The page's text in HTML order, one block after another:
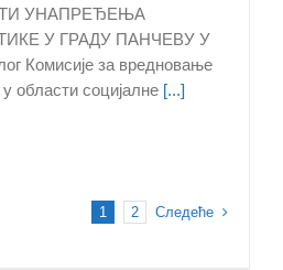
УНАПРЕЂЕЊА
У ГРАДУ ПАНЧЕВУ У
Комисије за вредновање
области социјалне [...]
1 2 Следеће